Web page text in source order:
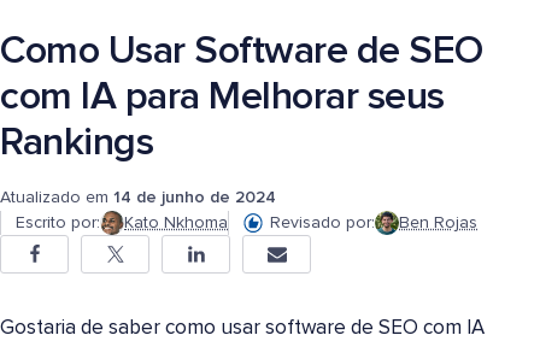
Como Usar Software de SEO
com IA para Melhorar seus
Rankings
Atualizado em 14 de junho de 2024
Escrito por:
Kato Nkhoma Revisado por: Ben Rojas
Gostaria de saber como usar software de SEO com IA